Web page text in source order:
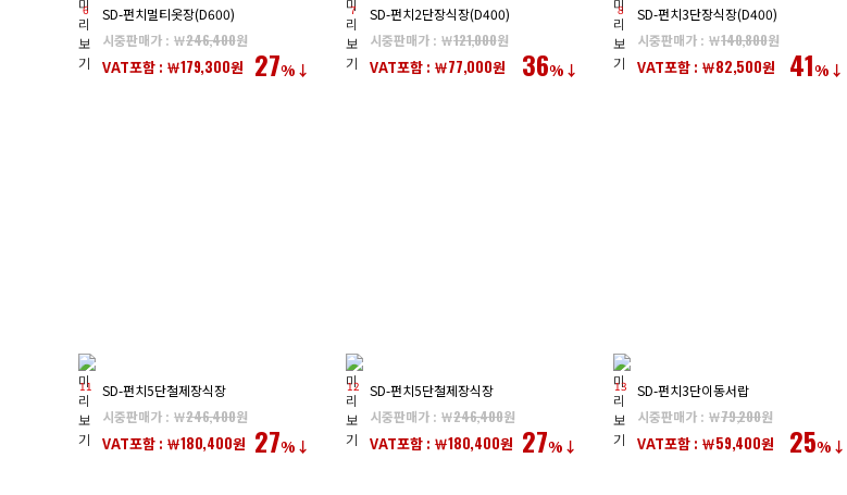
6
SD-펀치멀티옷장(D600)
시중판매가 : ￦246,400원
VAT포함 : ￦179,300원 27%↓
7
SD-펀치2단장식장(D400)
시중판매가 : ￦121,000원
VAT포함 : ￦77,000원 36%↓
8
SD-펀치3단장식장(D400)
시중판매가 : ￦140,800원
VAT포함 : ￦82,500원 41%↓
11
SD-펀치5단철제장식장
시중판매가 : ￦246,400원
VAT포함 : ￦180,400원 27%↓
12
SD-펀치5단철제장식장
시중판매가 : ￦246,400원
VAT포함 : ￦180,400원 27%↓
13
SD-펀치3단이동서랍
시중판매가 : ￦79,200원
VAT포함 : ￦59,400원 25%↓